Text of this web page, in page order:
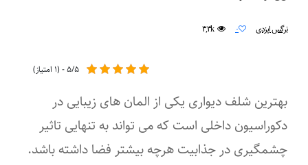
نرگس ایزدی ۰ ۳,۳k
۵/۵ - (۱ امتیاز)
بهترین شلف دیواری یکی از المان های زیبایی در
دکوراسیون داخلی است که می تواند به تنهایی تاثیر
چشمگیری در جذابیت هرچه بیشتر فضا داشته باشد.